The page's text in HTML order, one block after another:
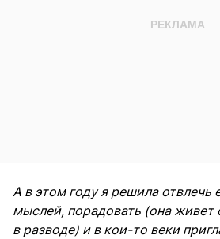
А в этом году я решила отвлечь
мыслей, порадовать (она живет
в разводе) и в кои-то веки